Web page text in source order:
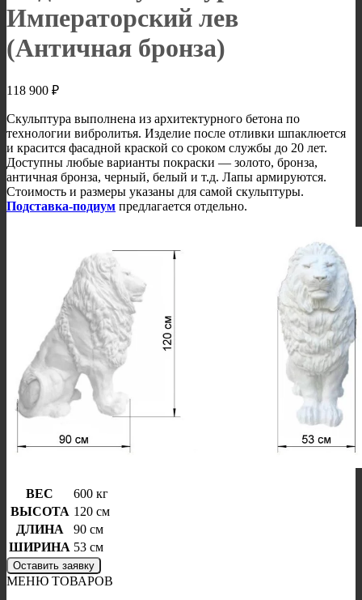
Императорский лев
(Античная бронза)
118 900 ₽
Скульптура выполнена из архитектурного бетона по
технологии вибролитья. Изделие после отливки шпаклюется
и красится фасадной краской со сроком службы до 20 лет.
Доступны любые варианты покраски — золото, бронза,
античная бронза, черный, белый и т.д. Лапы армируются.
Стоимость и размеры указаны для самой скульптуры.
Подставка-подиум предлагается отдельно.
ВЕС
600 кг
ВЫСОТА 120 см
ДЛИНА
90 см
ШИРИНА 53 см
Оставить заявку
МЕНЮ ТОВАРОВ